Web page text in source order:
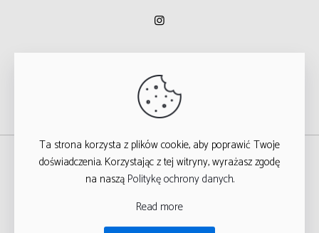
© 2023
WSZYSTKIE PRAWA ZASTRZEŻONE
ARGA STUDIO
Ta strona korzysta z plików cookie, aby poprawić Twoje
doświadczenia. Korzystając z tej witryny, wyrażasz zgodę
na nasząPolitykę ochrony danych.
Read more